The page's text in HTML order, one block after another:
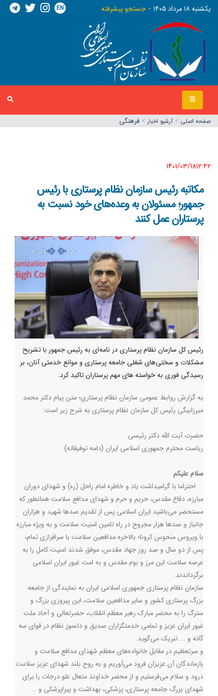
يکشنبه ١٨ مرداد ١٤٠٥ جستجو پیشرفته EN
صفحه اصلي > آرشیو اخبار > فرهنگی
1401/03/18١٢:٤٢
مکاتبه رئیس سازمان نظام پرستاری با رئیس
جمهور؛ مسئولان به وعده‌های خود نسبت به
پرستاران عمل کنند
رئیس کل سازمان نظام پرستاری در نامه‌ای به رئیس جمهور با تشریح
مشکلات و سختی‌های شغلی جامعه پرستاری و موانع خدمتی آنان، بر
رسیدگی فوری به خواسته های مهم پرستاران تاکید کرد.
به گزارش روابط عمومی سازمان نظام پرستاری؛ متن پیام دکتر محمد
میرزابیگی رئیس کل سازمان نظام پرستاری به شرح زیر است:
حضرت آیت الله دکتر رئیسی
ریاست محترم جمهوری اسلامی ایران (دامه توفیقاته)
سلام علیکم
احتراما با گرامیداشت یاد و خاطره امام راحل (ره) و شهدای دوران
مبارزه، دفاع مقدس، حریم و حرم و شهدای مدافع سلامت همانطور که
مستحضر می‌باشید ایران اسلامی پس از تقدیم صدها شهید و هزاران
جانباز و صدها هزار مجروح در راه تامین امنیت سلامت و به ویژه مبارزه
با ویروس منحوس کرونا؛ بالاخره مدافعین سلامت با سرافرازی تمام،
پس از دو سال و صد روز جهاد مقدس، موفق شدند امنیت کامل را به
عرصه سلامت این مرز و بوم مقدس و به امت غیور ایران اسلامی
برگرداندند.
سازمان نظام پرستاری جمهوری اسلامی ایران به نمایندگی از جامعه
بزرگ پرستاری کشور و سایر مدافعین سلامت، این پیروزی بزرگ و
سترگ را به محضر مبارك رهبر معظم انقلاب، حضرتعالی و آحاد ملت
غيور ايران عزيز و تمامی خدمتگزاران صدیق و دلسوز نظام در قوای سه
گانه و ... تبریک می‌گوید.
و سرتعظیم در مقابل خانواده‌های معظم شهدای مدافع سلامت و
بازماندگان آن عزیزان فرود می‌آوريم و به روح بلند شهدای عزیز سلامت
درود و سلام می‌فرستيم و از محضر خداوند متعال علو درجات را برای
شهدای بزرگ جامعه پرستاری، پزشکی، بهداشت و پیراپزشکی و ...